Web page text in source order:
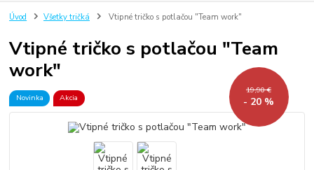
Úvod Všetky tričká Vtipné tričko s potlačou "Team work"
Vtipné tričko s potlačou "Team
work"
Novinka Akcia
19,90 €
- 20 %